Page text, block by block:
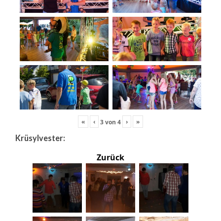
« ‹ 3von 4 › »
Krüsylvester:
Zurück